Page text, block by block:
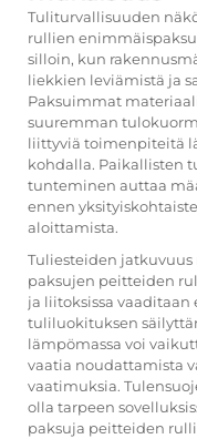
Tuliturvallisuuden
rullien
silloin, kun
liekkien leviämistä ja
Paksuimmat
suuremman
liittyviä toimenpiteitä
kohdalla. Paikallisten
tunteminen auttaa
ennen
aloittamista.
Tuliesteiden
paksujen peitteiden
ja liitoksissa
tuliluokituksen
lämpömassa voi
vaatia noudattamista
vaatimuksia.
olla tarpeen
paksuja peitteiden